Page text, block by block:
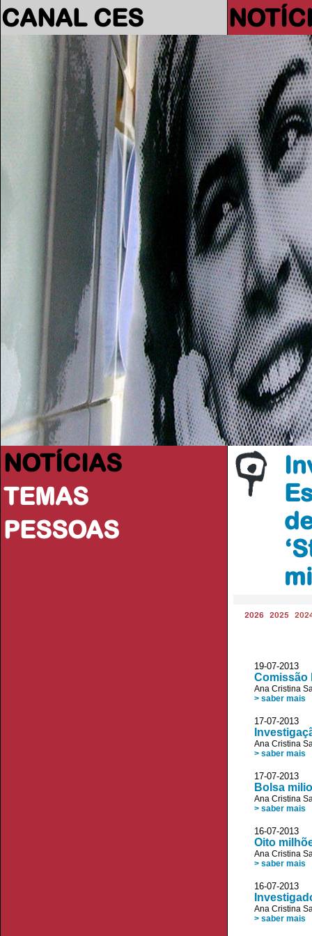
CANAL CES
NOTÍCIAS
TEMAS
PESSOAS
2026 2025
19-07-2013
Comissão
Ana Cristina
> saber mais
17-07-2013
Ana Cristina
> saber mais
17-07-2013
Bolsa
Ana Cristina
> saber mais
16-07-2013
Oito
Ana Cristina
> saber mais
16-07-2013
Ana Cristina
> saber mais